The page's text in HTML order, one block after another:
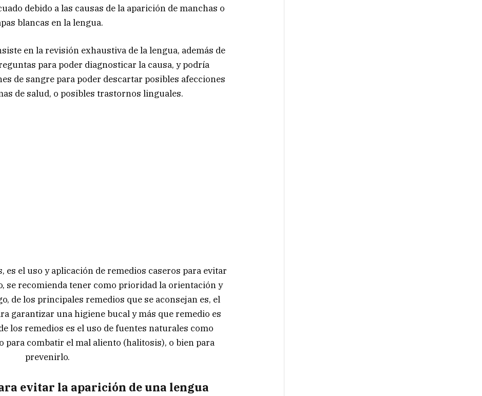
debido a las causas de la aparición de manchas o
blancas en la lengua.
en la revisión exhaustiva de la lengua, además de
para poder diagnosticar la causa, y podría
de sangre para poder descartar posibles afecciones
de salud, o posibles trastornos linguales.
es el uso y aplicación de remedios caseros para evitar
se recomienda tener como prioridad la orientación y
de los principales remedios que se aconsejan es, el
garantizar una higiene bucal y más que remedio es
los remedios es el uso de fuentes naturales como
para combatir el mal aliento (halitosis), o bien para
prevenirlo.
evitar la aparición de una lengua